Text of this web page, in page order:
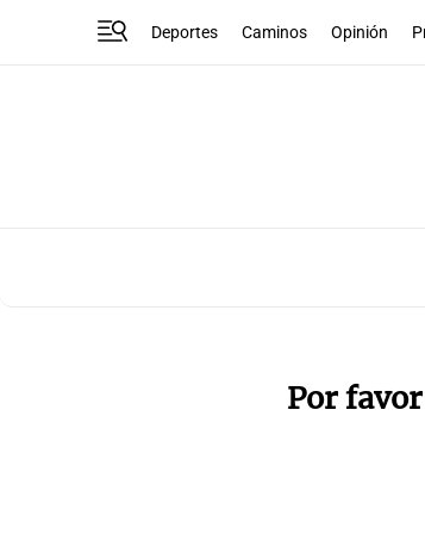
Deportes Caminos Opinión
Por